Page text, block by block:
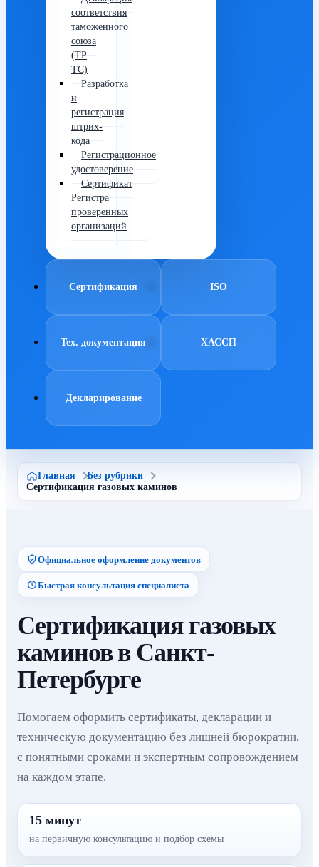
соответствия
таможенного
союза
(ТР
ТС)
Разработка
и
регистрация
штрих-
кода
Регистрационное
удостоверение
Сертификат
Регистра
проверенных
организаций
Сертификация ISO
Тех. документация ХАССП
Декларирование
Главная
Без рубрики
Сертификация газовых каминов
Официальное оформление документов
Быстрая консультация специалиста
Сертификация газовых
каминов в Санкт-
Петербурге
Помогаем оформить сертификаты, декларации и
техническую документацию без лишней бюрократии,
с понятными сроками и экспертным сопровождением
на каждом этапе.
15 минут
на первичную консультацию и подбор схемы